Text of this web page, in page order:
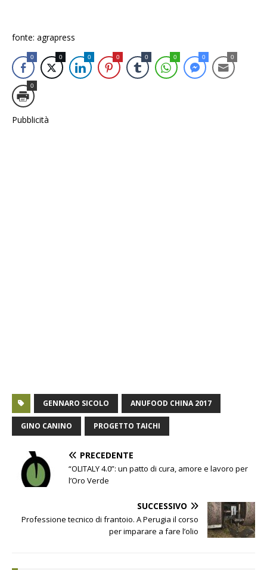
fonte: agrapress
0 0 0 0 0 0 0 0
0
Pubblicità
GENNARO SICOLO ANUFOOD CHINA 2017
GINO CANINO PROGETTO TAICHI
PRECEDENTE
“OLITALY 4.0”: un patto di cura, amore e lavoro per
l’Oro Verde
SUCCESSIVO
Professione tecnico di frantoio. A Perugia il corso
per imparare a fare l’olio